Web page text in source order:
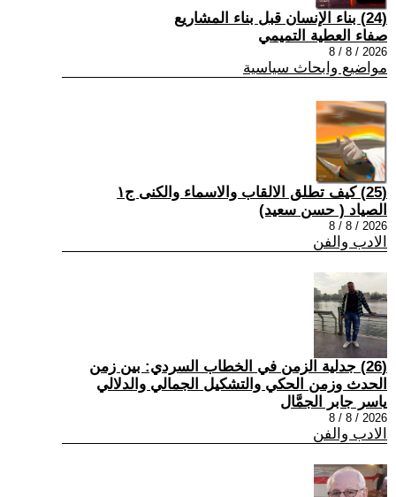
(24) بناء الإنسان قبل بناء المشاريع
صفاء العطية التميمي
2026 / 8 / 8
مواضيع وابحاث سياسية
(25) كيف تطلق الالقاب والاسماء والكنى ج١
الصياد ‏( حسن سعيد‏)
2026 / 8 / 8
الادب والفن
(26) جدلية الزمن في الخطاب السردي: بين زمن
الحدث وزمن الحكي والتشكيل الجمالي والدلالي
ياسر جابر الجمَّال
2026 / 8 / 8
الادب والفن